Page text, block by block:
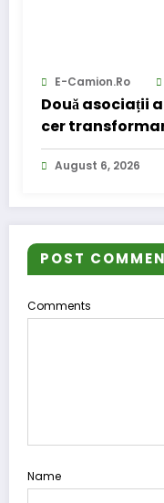
E-Camion.ro
Două asociații
cer
compensare a
permanent
August 6, 2026
POST
Comments
Name